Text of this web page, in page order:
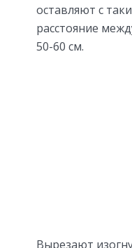
оставляют с
расстояние
50-60 см.
Вырезают